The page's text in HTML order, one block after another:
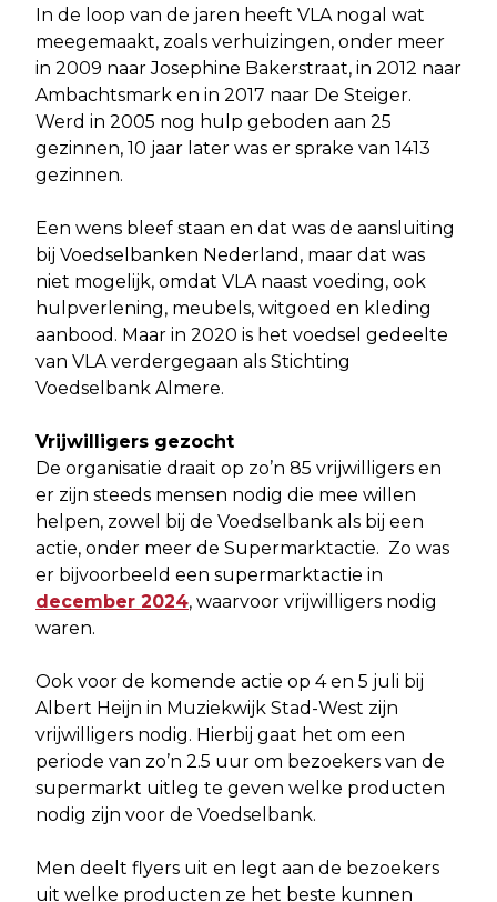
In de loop van de jaren heeft VLA nogal wat
meegemaakt, zoals verhuizingen, onder meer
in 2009 naar Josephine Bakerstraat, in 2012 naar
Ambachtsmark en in 2017 naar De Steiger.
Werd in 2005 nog hulp geboden aan 25
gezinnen, 10 jaar later was er sprake van 1413
gezinnen.
Een wens bleef staan en dat was de aansluiting
bij Voedselbanken Nederland, maar dat was
niet mogelijk, omdat VLA naast voeding, ook
hulpverlening, meubels, witgoed en kleding
aanbood. Maar in 2020 is het voedsel gedeelte
van VLA verdergegaan als Stichting
Voedselbank Almere.
Vrijwilligers gezocht
De organisatie draait op zo’n 85 vrijwilligers en
er zijn steeds mensen nodig die mee willen
helpen, zowel bij de Voedselbank als bij een
actie, onder meer de Supermarktactie. Zo was
er bijvoorbeeld een supermarktactie in
december 2024, waarvoor vrijwilligers nodig
waren.
Ook voor de komende actie op 4 en 5 juli bij
Albert Heijn in Muziekwijk Stad-West zijn
vrijwilligers nodig. Hierbij gaat het om een
periode van zo’n 2.5 uur om bezoekers van de
supermarkt uitleg te geven welke producten
nodig zijn voor de Voedselbank.
Men deelt flyers uit en legt aan de bezoekers
uit welke producten ze het beste kunnen